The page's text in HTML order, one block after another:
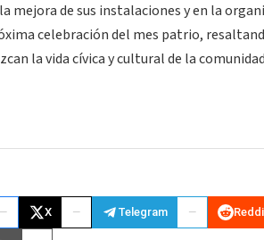
mejora de sus instalaciones y en la
celebración del mes patrio,
la vida cívica y cultural de la
X Telegram